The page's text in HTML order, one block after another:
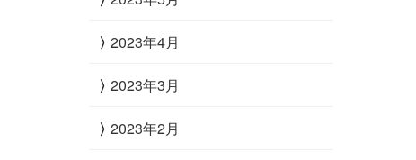
2023年4月
2023年3月
2023年2月